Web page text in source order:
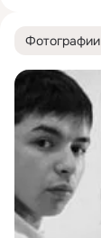
Фотографии